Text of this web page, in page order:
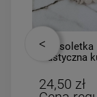
Bransoletka
elastyczna
24,50 zł